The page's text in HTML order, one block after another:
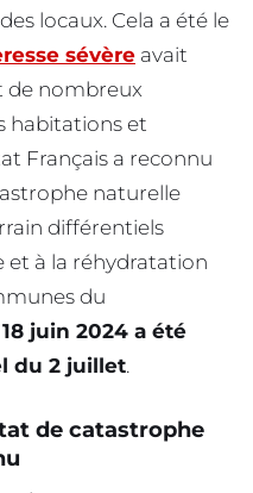
locaux. Cela a été le
sévère avait
de nombreux
habitations et
Français a reconnu
naturelle
différentiels
et à la réhydratation
du
18 juin 2024 a été
du 2 juillet.
de catastrophe